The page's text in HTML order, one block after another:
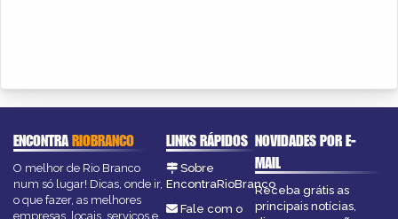
ENCONTRARIOBRANCO
O melhor de Rio Branco
num só lugar! Dicas, onde ir,
o que fazer, as melhores
empresas, locais, serviços e
LINKS RÁPIDOS
Sobre
EncontraRioBranco
Fale com o
NOVIDADES POR E-
MAIL
Receba grátis as
principais notícias,